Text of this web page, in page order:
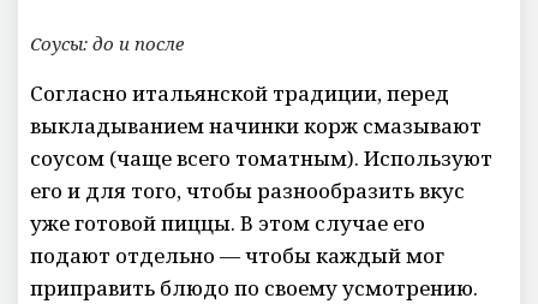
Соусы: до и после
Согласно итальянской традиции, перед
выкладыванием начинки корж смазывают
соусом (чаще всего томатным). Используют
его и для того, чтобы разнообразить вкус
уже готовой пиццы. В этом случае его
подают отдельно — чтобы каждый мог
приправить блюдо по своему усмотрению.